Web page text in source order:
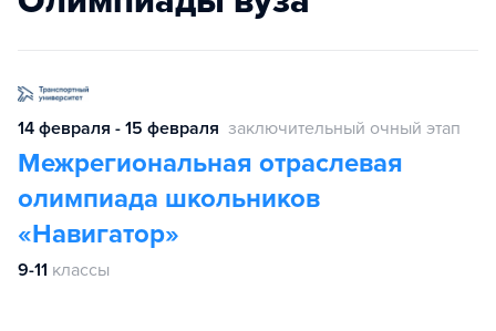
14 февраля - 15 февраля заключительный очный этап
Межрегиональная отраслевая
олимпиада школьников
«Навигатор»
9-11 классы